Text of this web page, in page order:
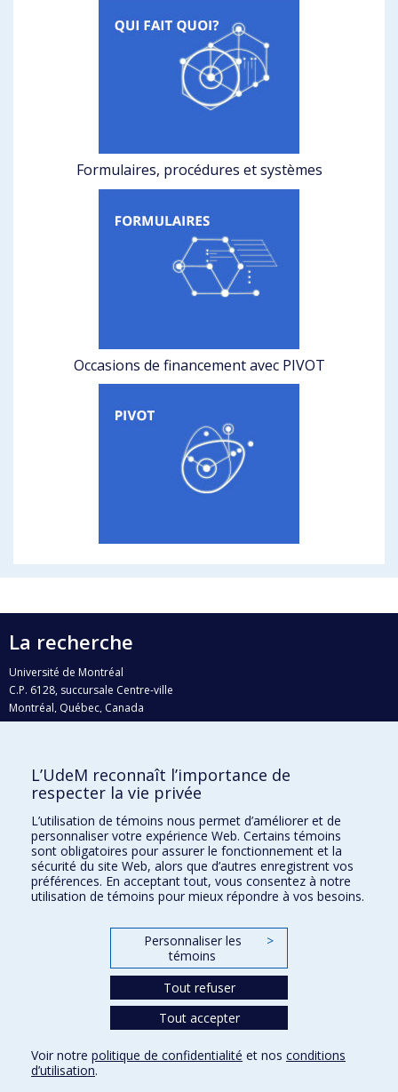
Formulaires, procédures et systèmes
Occasions de financement avec PIVOT
La recherche
Université de Montréal
C.P. 6128, succursale Centre-ville
Montréal, Québec, Canada
H3C 3J7
Qui fait quoi?
Nous trouver
Plan du site
Accessibilité
Conditions d’utilisation
L’UdeM reconnaît l’importance de
respecter la vie privée
L’utilisation de témoins nous permet d’améliorer et de
personnaliser votre expérience Web. Certains témoins
sont obligatoires pour assurer le fonctionnement et la
sécurité du site Web, alors que d’autres enregistrent vos
préférences. En acceptant tout, vous consentez à notre
utilisation de témoins pour mieux répondre à vos besoins.
Personnaliser les
témoins
>
Tout refuser
Tout accepter
Voir notre politique de confidentialité et nos conditions
d’utilisation.